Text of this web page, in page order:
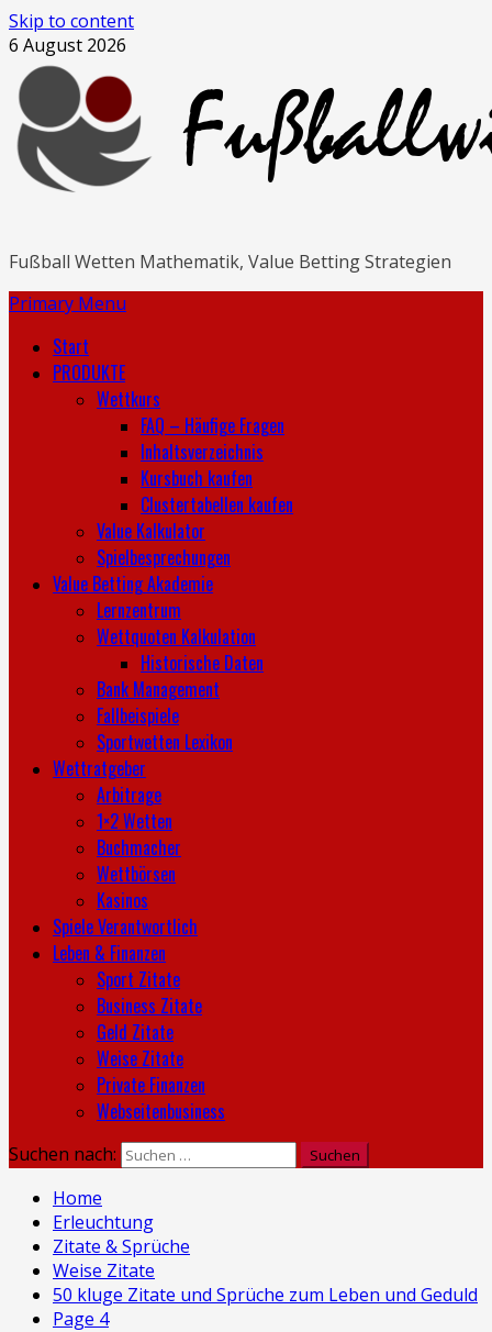
Skip to content
6 August 2026
Fußball Wetten Mathematik, Value Betting Strategien
Primary Menu
Start
PRODUKTE
Wettkurs
FAQ – Häufige Fragen
Inhaltsverzeichnis
Kursbuch kaufen
Clustertabellen kaufen
Value Kalkulator
Spielbesprechungen
Value Betting Akademie
Lernzentrum
Wettquoten Kalkulation
Historische Daten
Bank Management
Fallbeispiele
Sportwetten Lexikon
Wettratgeber
Arbitrage
1×2 Wetten
Buchmacher
Wettbörsen
Kasinos
Spiele Verantwortlich
Leben & Finanzen
Sport Zitate
Business Zitate
Geld Zitate
Weise Zitate
Private Finanzen
Webseitenbusiness
Suchen nach:
Home
Erleuchtung
Zitate & Sprüche
Weise Zitate
50 kluge Zitate und Sprüche zum Leben und Geduld
Page 4